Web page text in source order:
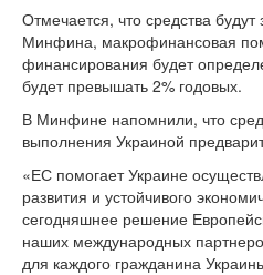
Отмечается, что средства
Минфина, макрофинансовая
финансирования будет
будет превышать 2% годовых.
В Минфине напомнили, что
выполнения Украиной
«ЕС помогает Украине
развития и устойчивого
сегодняшнее решение
наших международных
для каждого гражданина